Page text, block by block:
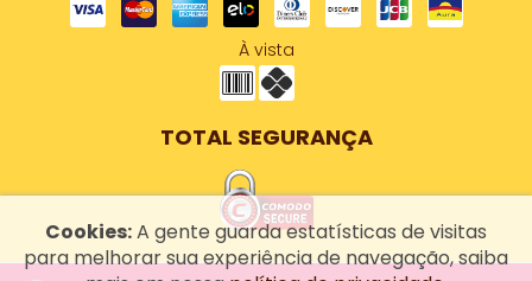
À vista
TOTAL SEGURANÇA
Cookies:A gente guarda estatísticas de visitas
para melhorar sua experiência de navegação, saiba